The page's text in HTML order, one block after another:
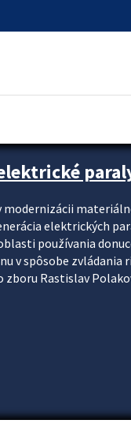
elektrických
používania
v spôsobe zvládania
Rastislav